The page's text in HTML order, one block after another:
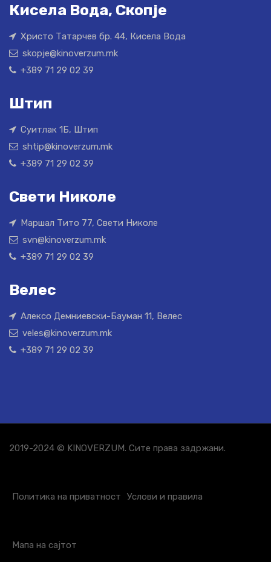
Кисела Вода, Скопје
Христо Татарчев бр. 44, Кисела Вода
skopje@kinoverzum.mk
+389 71 29 02 39
Штип
Суитлак 1Б, Штип
shtip@kinoverzum.mk
+389 71 29 02 39
Свети Николе
Маршал Тито 77, Свети Николе
svn@kinoverzum.mk
+389 71 29 02 39
Велес
Алексо Демниевски-Бауман 11, Велес
veles@kinoverzum.mk
+389 71 29 02 39
2019-2024 © KINOVERZUM. Сите права задржани.
Политика на приватност Услови и правила
Мапа на сајтот